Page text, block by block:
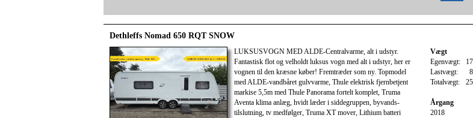
Dethleffs Nomad 650 RQT SNOW
LUKSUSVOGN MED ALDE-Centralvarme, alt i udstyr.
Fantastisk flot og velholdt luksus vogn med alt i udstyr, her er
vognen til den kræsne køber! Fremtræder som ny. Topmodel
med ALDE-vandbåret gulvvarme, Thule elektrisk fjernbetjent
markise 5,5m med Thule Panorama fortelt komplet, Truma
Aventa klima anlæg, hvidt læder i siddegruppen, byvands-
tilslutning, tv medfølger, Truma XT mover, Lithium batteri
Vægt
Egenvægt:
Lastvægt:
Totalvægt:
Årgang
2018